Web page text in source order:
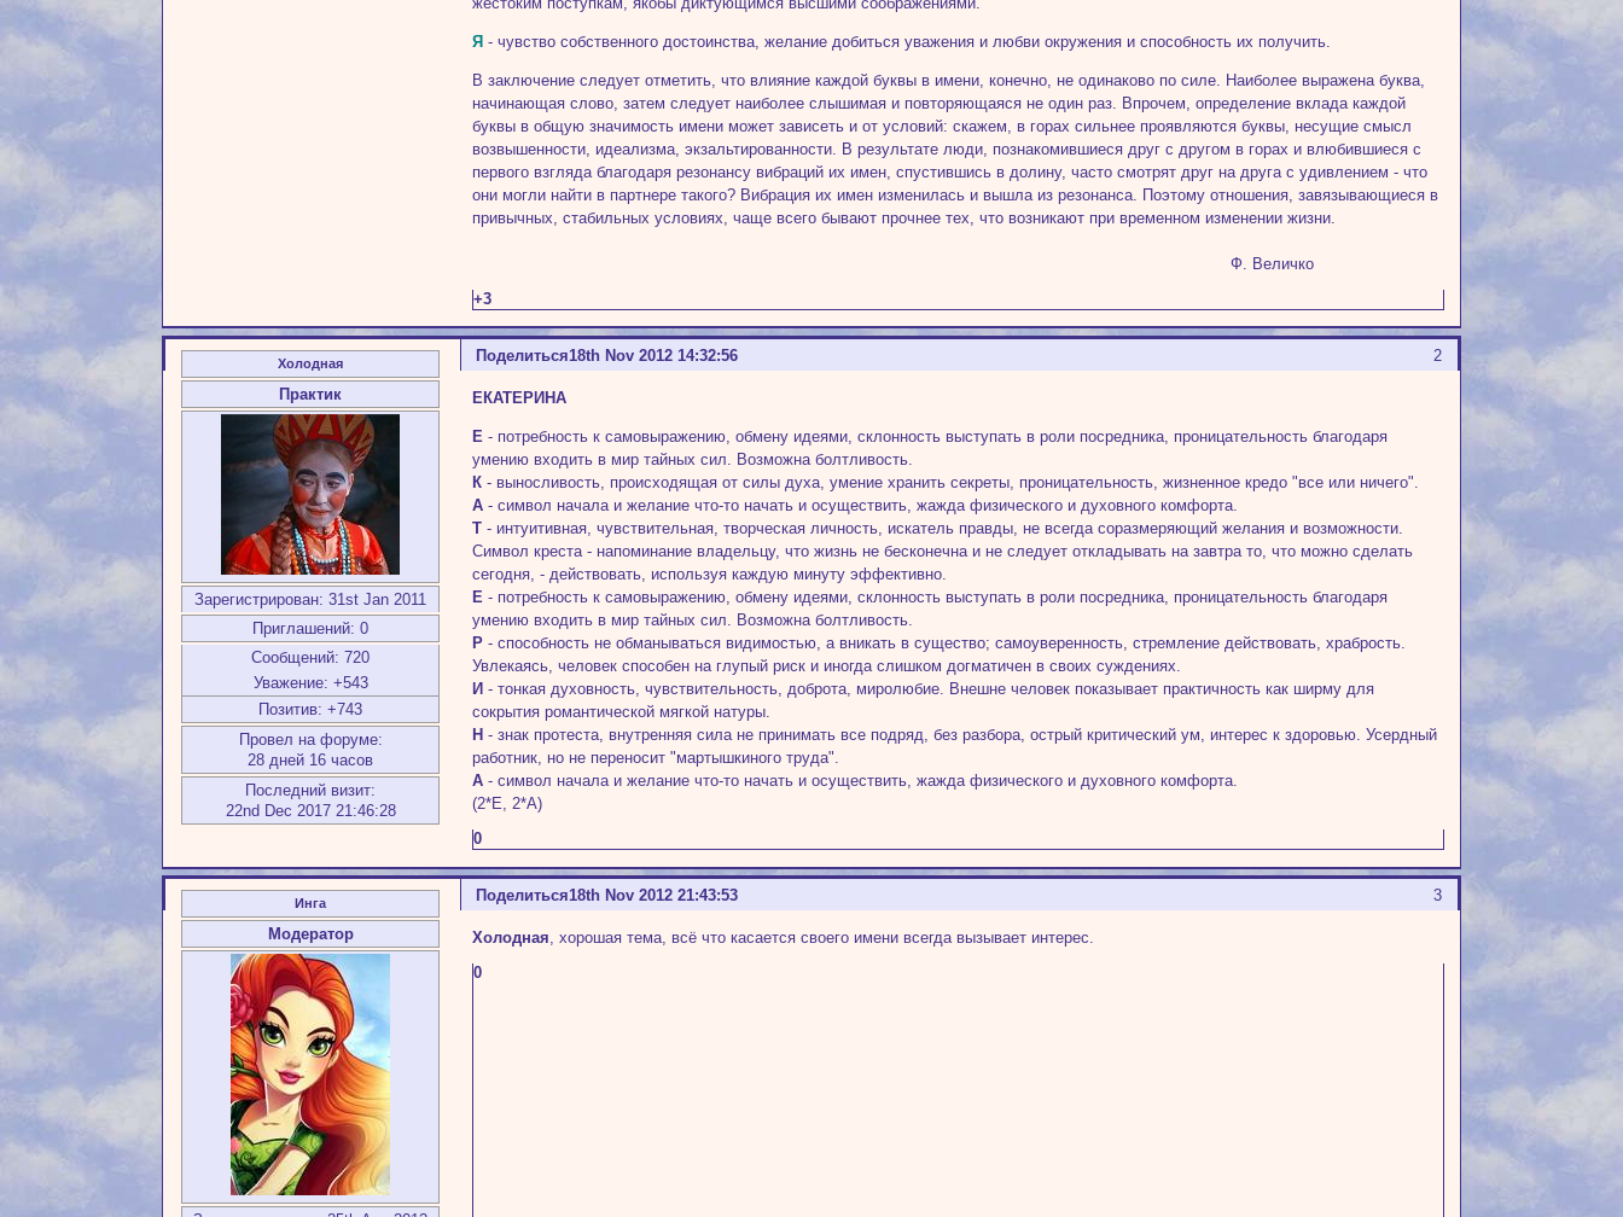
Я - чувство собственного достоинства, желание добиться уважения и любви окружения и способность их получить.
В заключение следует отметить, что влияние каждой буквы в имени, конечно, не одинаково по силе. Наиболее выражена буква,
начинающая слово, затем следует наиболее слышимая и повторяющаяся не один раз. Впрочем, определение вклада каждой
буквы в общую значимость имени может зависеть и от условий: скажем, в горах сильнее проявляются буквы, несущие смысл
возвышенности, идеализма, экзальтированности. В результате люди, познакомившиеся друг с другом в горах и влюбившиеся с
первого взгляда благодаря резонансу вибраций их имен, спустившись в долину, часто смотрят друг на друга с удивлением - что
они могли найти в партнере такого? Вибрация их имен изменилась и вышла из резонанса. Поэтому отношения, завязывающиеся в
привычных, стабильных условиях, чаще всего бывают прочнее тех, что возникают при временном изменении жизни.
Ф. Величко
+3
Поделиться 2
18th Nov 2012 14:32:56
Холодная
Практик
Зарегистрирован: 31st Jan 2011
Приглашений: 0
Сообщений: 720
Уважение: +543
Позитив: +743
Провел на форуме:
28 дней 16 часов
Последний визит:
22nd Dec 2017 21:46:28
ЕКАТЕРИНА
Е - потребность к самовыражению, обмену идеями, склонность выступать в роли посредника, проницательность благодаря
умению входить в мир тайных сил. Возможна болтливость.
К - выносливость, происходящая от силы духа, умение хранить секреты, проницательность, жизненное кредо "все или ничего".
А - символ начала и желание что-то начать и осуществить, жажда физического и духовного комфорта.
Т - интуитивная, чувствительная, творческая личность, искатель правды, не всегда соразмеряющий желания и возможности.
Символ креста - напоминание владельцу, что жизнь не бесконечна и не следует откладывать на завтра то, что можно сделать
сегодня, - действовать, используя каждую минуту эффективно.
Е - потребность к самовыражению, обмену идеями, склонность выступать в роли посредника, проницательность благодаря
умению входить в мир тайных сил. Возможна болтливость.
Р - способность не обманываться видимостью, а вникать в существо; самоуверенность, стремление действовать, храбрость.
Увлекаясь, человек способен на глупый риск и иногда слишком догматичен в своих суждениях.
И - тонкая духовность, чувствительность, доброта, миролюбие. Внешне человек показывает практичность как ширму для
сокрытия романтической мягкой натуры.
Н - знак протеста, внутренняя сила не принимать все подряд, без разбора, острый критический ум, интерес к здоровью. Усердный
работник, но не переносит "мартышкиного труда".
А - символ начала и желание что-то начать и осуществить, жажда физического и духовного комфорта.
(2*Е, 2*А)
0
Поделиться 3
18th Nov 2012 21:43:53
Инга
Модератор Холодная, хорошая тема, всё что касается своего имени всегда вызывает интерес.
0